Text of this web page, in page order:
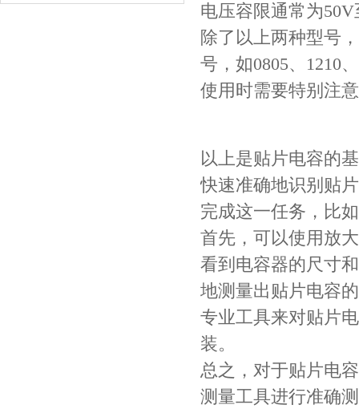
电压容限通常为50V
除了以上两种型号
号，如0805、1210
使用时需要特别注
以上是贴片电容的
快速准确地识别贴
完成这一任务，比
首先，可以使用放
看到电容器的尺寸
地测量出贴片电容
专业工具来对贴片
装。
总之，对于贴片电
测量工具进行准确